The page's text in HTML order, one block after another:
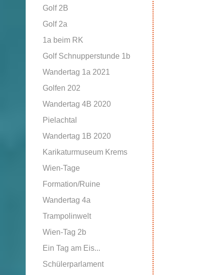
Golf 2B
Golf 2a
1a beim RK
Golf Schnupperstunde 1b
Wandertag 1a 2021
Golfen 202
Wandertag 4B 2020
Pielachtal
Wandertag 1B 2020
Karikaturmuseum Krems
Wien-Tage
Formation/Ruine
Wandertag 4a
Trampolinwelt
Wien-Tag 2b
Ein Tag am Eis...
Schülerparlament